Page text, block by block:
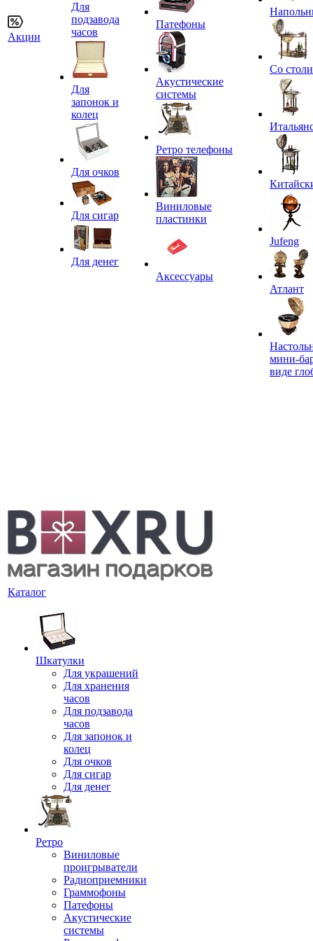
Акции
Для
подзавода
часов
Для
запонок и
колец
Для очков
Для сигар
Для денег
Патефоны
Акустические
системы
Ретро телефоны
Виниловые
пластинки
Аксессуары
Со
Jufeng
Атлант
мини-
виде
Каталог
Шкатулки
Для украшений
Для хранения
часов
Для подзавода
часов
Для запонок и
колец
Для очков
Для сигар
Для денег
Ретро
Виниловые
проигрыватели
Радиоприемники
Граммофоны
Патефоны
Акустические
системы